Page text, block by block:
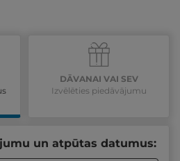
DĀVANAI VAI SEV
Izvēlēties piedāvājumu
un atpūtas datumus: